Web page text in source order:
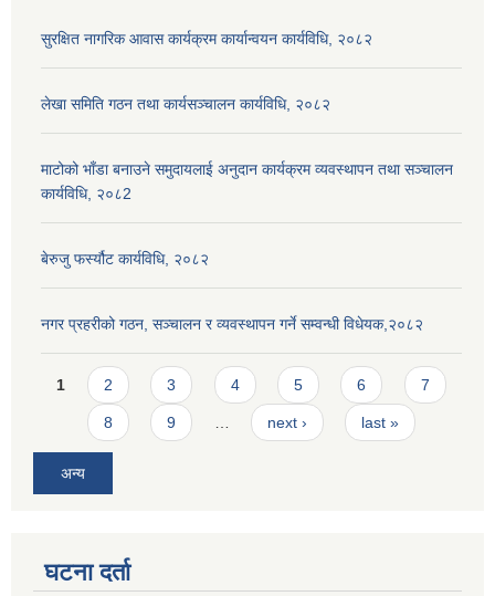
सुरक्षित नागरिक आवास कार्यक्रम कार्यान्वयन कार्यविधि, २०८२
लेखा समिति गठन तथा कार्यसञ्चालन कार्यविधि, २०८२
माटोको भाँडा बनाउने समुदायलाई अनुदान कार्यक्रम व्यवस्थापन तथा सञ्चालन
कार्यविधि, २०८2
बेरुजु फर्स्यौट कार्यविधि, २०८२
नगर प्रहरीको गठन, सञ्चालन र व्यवस्थापन गर्ने सम्वन्धी विधेयक,२०८२
Pages
1 2 3 4 5 6 7
8 9 next › last »
अन्य
घटना दर्ता